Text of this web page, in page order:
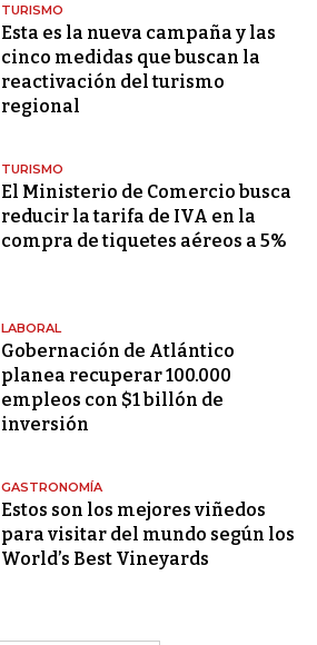
TURISMO
Esta es la nueva campaña y las
cinco medidas que buscan la
reactivación del turismo
regional
TURISMO
El Ministerio de Comercio busca
reducir la tarifa de IVA en la
compra de tiquetes aéreos a 5%
LABORAL
Gobernación de Atlántico
planea recuperar 100.000
empleos con $1 billón de
inversión
GASTRONOMÍA
Estos son los mejores viñedos
para visitar del mundo según los
World’s Best Vineyards